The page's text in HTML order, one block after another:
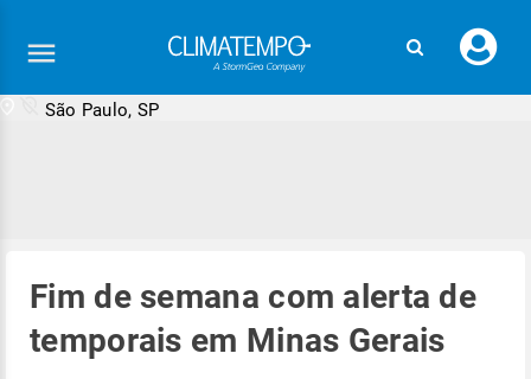
seu
São Paulo, SP
Fim de semana com alerta de
temporais em Minas Gerais